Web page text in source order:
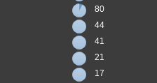
80
44
41
21
17